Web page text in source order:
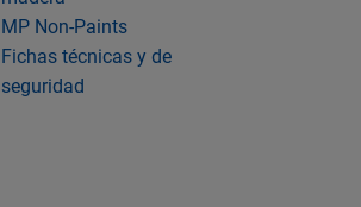
MP Non-Paints
Fichas técnicas y de
seguridad